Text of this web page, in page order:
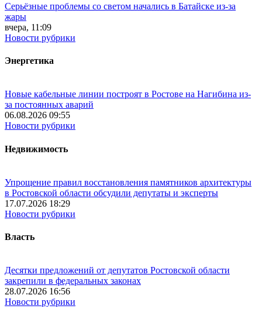
Серьёзные проблемы со светом начались в Батайске из-за
жары
вчера, 11:09
Новости рубрики
Энергетика
Новые кабельные линии построят в Ростове на Нагибина из-
за постоянных аварий
06.08.2026 09:55
Новости рубрики
Недвижимость
Упрощение правил восстановления памятников архитектуры
в Ростовской области обсудили депутаты и эксперты
17.07.2026 18:29
Новости рубрики
Власть
Десятки предложений от депутатов Ростовской области
закрепили в федеральных законах
28.07.2026 16:56
Новости рубрики